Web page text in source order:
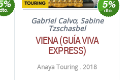
Gabriel Calvo; Sabine
Tzschasbel
VIENA (GUÍA VIVA
EXPRESS)
Anaya Touring . 2018